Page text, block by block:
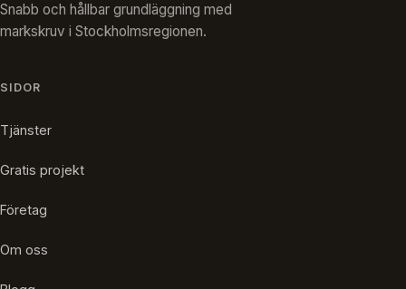
Snabb och hållbar grundläggning med
markskruv i Stockholmsregionen.
SIDOR
Tjänster
Gratis projekt
Företag
Om oss